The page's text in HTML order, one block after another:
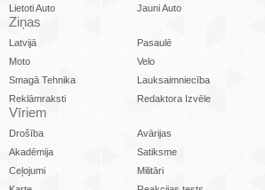
Lietoti Auto Jauni Auto
Ziņas
Latvijā Pasaulē
Moto
Velo
Smagā Tehnika
Lauksaimniecība
Reklāmraksti
Redaktora Izvēle
Vīriem
Drošība Avārijas
Akadēmija
Satiksme
Ceļojumi
Militāri